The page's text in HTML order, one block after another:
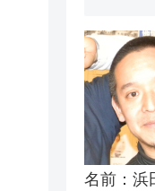
名前：浜